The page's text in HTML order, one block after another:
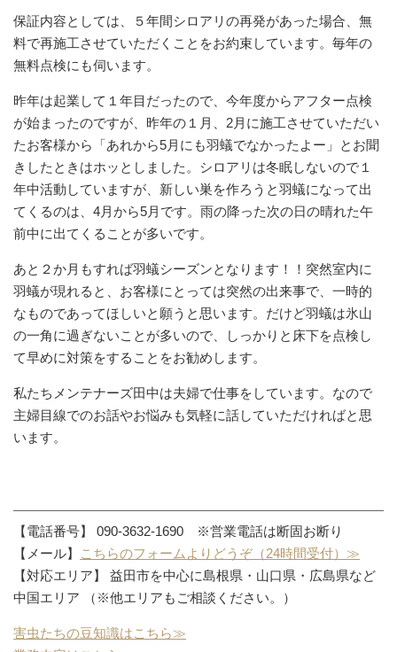
保証内容としては、５年間シロアリの再発があった場合、無
料で再施工させていただくことをお約束しています。毎年の
無料点検にも伺います。
昨年は起業して１年目だったので、今年度からアフター点検
が始まったのですが、昨年の１月、2月に施工させていただい
たお客様から「あれから5月にも羽蟻でなかったよー」とお聞
きしたときはホッとしました。シロアリは冬眠しないので１
年中活動していますが、新しい巣を作ろうと羽蟻になって出
てくるのは、4月から5月です。雨の降った次の日の晴れた午
前中に出てくることが多いです。
あと２か月もすれば羽蟻シーズンとなります！！突然室内に
羽蟻が現れると、お客様にとっては突然の出来事で、一時的
なものであってほしいと願うと思います。だけど羽蟻は氷山
の一角に過ぎないことが多いので、しっかりと床下を点検し
て早めに対策をすることをお勧めします。
私たちメンテナーズ田中は夫婦で仕事をしています。なので
主婦目線でのお話やお悩みも気軽に話していただければと思
います。
【電話番号】 090-3632-1690 ※営業電話は断固お断り
【メール】
こちらのフォームよりどうぞ（24時間受付）≫
【対応エリア】 益田市を中心に島根県・山口県・広島県など
中国エリア （※他エリアもご相談ください。）
害虫たちの豆知識はこちら≫